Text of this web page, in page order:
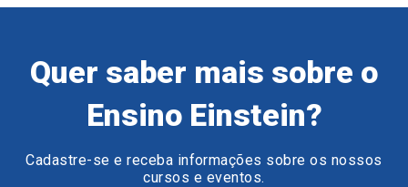
Quer saber mais sobre o
Ensino Einstein?
Cadastre-se e receba informações sobre os nossos
cursos e eventos.